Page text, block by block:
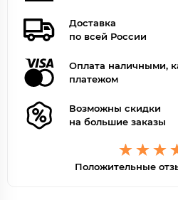
Доставка
по всей России
Оплата наличными,
платежом
Возможны скидки
на большие заказы
Положительные